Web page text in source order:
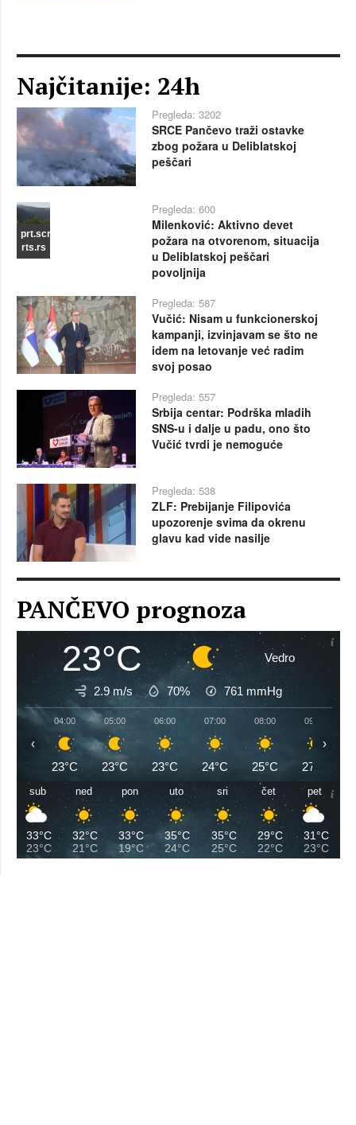
Najčitanije: 24h
Pregleda: 3202
SRCE Pančevo traži ostavke
zbog požara u Deliblatskoj
peščari
prt.scr
rts.rs
Pregleda: 600
Milenković: Aktivno devet
požara na otvorenom, situacija
u Deliblatskoj peščari
povoljnija
Pregleda: 587
Vučić: Nisam u funkcionerskoj
kampanji, izvinjavam se što ne
idem na letovanje već radim
svoj posao
Pregleda: 557
Srbija centar: Podrška mladih
SNS-u i dalje u padu, ono što
Vučić tvrdi je nemoguće
Pregleda: 538
ZLF: Prebijanje Filipovića
upozorenje svima da okrenu
glavu kad vide nasilje
PANČEVO prognoza
23°C Vedro
2.9 m/s 70% 761 mmHg
04:00
23°C
05:00
23°C
06:00
23°C
07:00
24°C
08:00
25°C
09:00
27°C
‹ ›
sub
33°C
23°C
ned
32°C
21°C
pon
33°C
19°C
uto
35°C
24°C
sri
35°C
25°C
čet
29°C
22°C
pet
31°C
23°C